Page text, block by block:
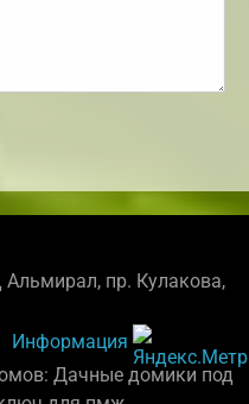
Альмирал, пр. Кулакова,
Информация
Дачные домики под